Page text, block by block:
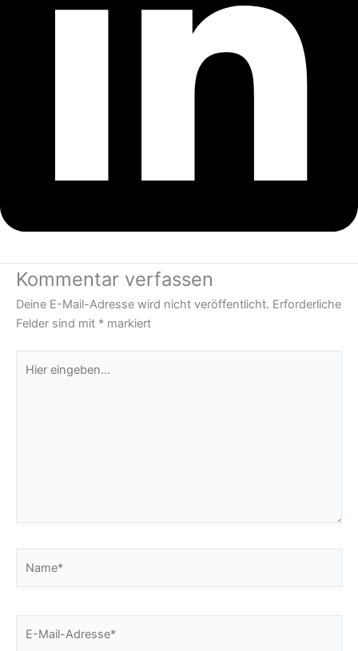
Kommentar verfassen
Deine E-Mail-Adresse wird nicht veröffentlicht. Erforderliche
Felder sind mit * markiert
eingeben…